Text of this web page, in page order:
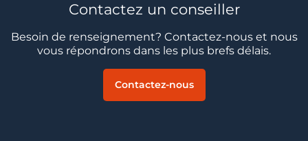
Contactez un conseiller
Besoin de renseignement? Contactez-nous et nous
vous répondrons dans les plus brefs délais.
Contactez-nous